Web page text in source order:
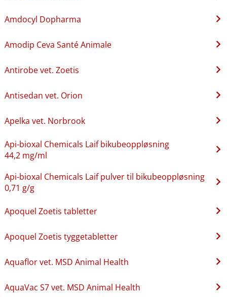
Amdocyl Dopharma
Amodip Ceva Santé Animale
Antirobe vet. Zoetis
Antisedan vet. Orion
Apelka vet. Norbrook
Api-bioxal Chemicals Laif bikubeoppløsning
44,2 mg/ml
Api-bioxal Chemicals Laif pulver til bikubeoppløsning
0,71 g/g
Apoquel Zoetis tabletter
Apoquel Zoetis tyggetabletter
Aquaflor vet. MSD Animal Health
AquaVac S7 vet. MSD Animal Health